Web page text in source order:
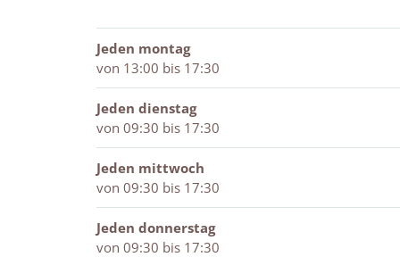
l
k
t
e
r
S
t
a
l
s
t
t
e
r
S
t
a
l
Jeden montag
von 13:00 bis 17:30
Jeden dienstag
von 09:30 bis 17:30
Jeden mittwoch
von 09:30 bis 17:30
Jeden donnerstag
von 09:30 bis 17:30